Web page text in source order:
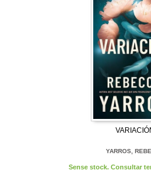
YARROS,
Sense stock. Consultar